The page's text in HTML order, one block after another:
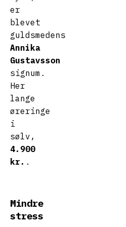
er
blevet
guldsmedens
Annika
Gustavsson
signum.
Her
lange
øreringe
i
sølv,
4.900
kr. .
Mindre
stress